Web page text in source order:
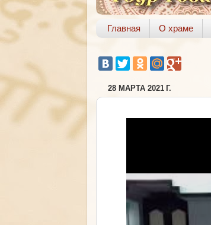
Главная О храме
28 МАРТА 2021 Г.